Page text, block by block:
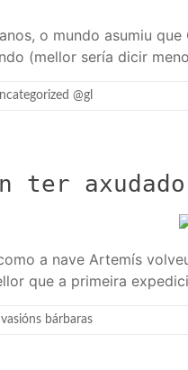
o mundo asumiu
(mellor sería dicir
@gl
ter
a nave Artemís
que a primeira
bárbaras